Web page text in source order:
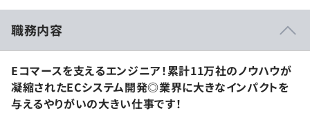
職務内容
Eコマースを支えるエンジニア！累計11万社のノウハウが
凝縮されたECシステム開発◎業界に大きなインパクトを
与えるやりがいの大きい仕事です！